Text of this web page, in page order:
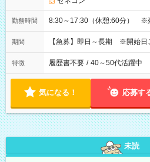
勤務時間 8:30～17:30（休憩:60分） ※
期間 【急募】即日～長期 ※開始日
特徴 履歴書不要 / 40～50代活躍中
気になる！ 応募す
未読